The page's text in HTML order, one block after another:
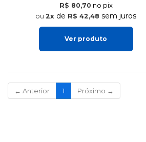
R$ 80,70 no pix
2x de R$ 42,48 sem juros
Ver produto
← Anterior 1 (current)
Próximo →